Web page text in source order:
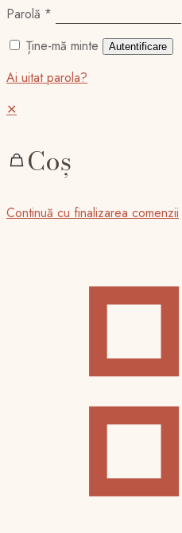
Parolă *
Ține-mă minte
Autentificare
Ai uitat parola?
✕
Coș
Continuă cu finalizarea comenzii